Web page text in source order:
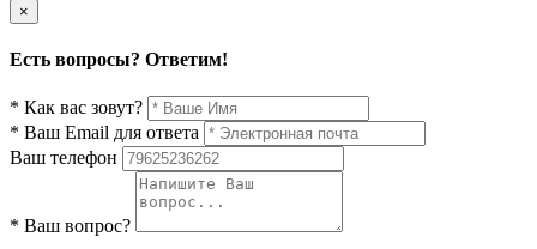
×
Есть вопросы? Ответим!
* Как вас зовут?
* Ваш Email для ответа
Ваш телефон
* Ваш вопрос?